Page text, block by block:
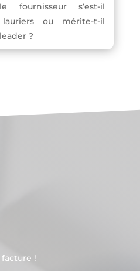
fournisseur s’est-il
ou mérite-t-il
?
!